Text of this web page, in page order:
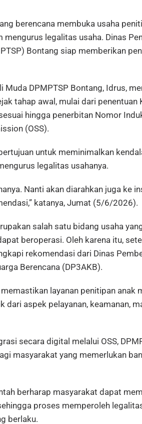
berencana membuka usaha
legalitas usaha. Dinas
Bontang siap memberikan
Muda DPMPTSP Bontang, Idrus,
tahap awal, mulai dari penentuan
hingga penerbitan Nomor
(OSS).
untuk meminimalkan
legalitas usahanya.
Nanti akan diarahkan juga ke
katanya, Jumat (5/6/2026).
salah satu bidang usaha
beroperasi. Oleh karena itu,
rekomendasi dari Dinas
Berencana (DP3AKB).
layanan penitipan anak
aspek pelayanan, keamanan,
secara digital melalui OSS,
masyarakat yang memerlukan
berharap masyarakat dapat
proses memperoleh
berlaku.